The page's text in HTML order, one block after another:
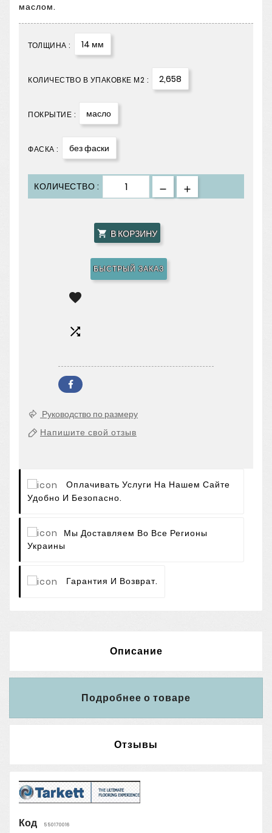
маслом.
ТОЛЩИНА : 14 мм
КОЛИЧЕСТВО В УПАКОВКЕ М2 : 2,658
ПОКРЫТИЕ : масло
ФАСКА : без фаски
КОЛИЧЕСТВО :
 В КОРЗИНУ
БЫСТРЫЙ ЗАКАЗ


Руководство по размеру
Напишите свой отзыв
Оплачивать Услуги На Нашем Сайте
Удобно И Безопасно.
Мы Доставляем Во Все Регионы
Украины
Гарантия И Возврат.
Описание
Подробнее о товаре
Отзывы
Код 550170016